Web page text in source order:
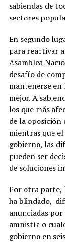
sabiendas de
sectores
En segundo
para reactivar
Asamblea
desafío de
mantenerse
mejor. A
los que más
de la oposición
mientras que
gobierno, las
pueden ser
de soluciones
Por otra parte,
ha blindado,
anunciadas
amnistía o
gobierno en